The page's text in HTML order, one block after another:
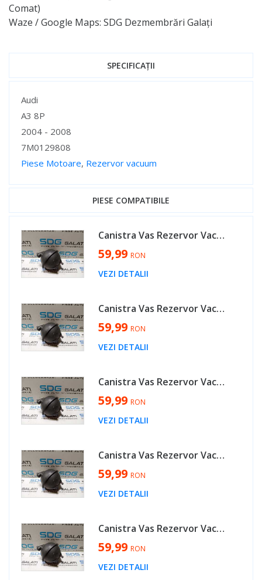
Comat)
Waze / Google Maps: SDG Dezmembrări Galați
SPECIFICAȚII
Specificații
Audi
A3 8P
2004 - 2008
7M0129808
Piese Motoare, Rezervor vacuum
PIESE COMPATIBILE
Canistra Vas Rezervor Vacuum Vacum Aer Seat Leon 1P 2.0 TDI 2005 - 2011 Cod 7M0129808 [M5462]
59,99 RON
VEZI DETALII
Canistra Vas Rezervor Vacuum Vacum Aer Volkswagen Golf 5 2.0 TDI 2004 - 2008 Cod 7M0129808 [M5462]
59,99 RON
VEZI DETALII
Canistra Vas Rezervor Vacuum Vacum Aer Skoda Superb 2 2.0 TDI 2004 - 2013 Cod 7M0129808 [M5462]
59,99 RON
VEZI DETALII
Canistra Vas Rezervor Vacuum Vacum Aer Volkswagen Touran 2.0 TDI 2003 - 2006 Cod 7M0129808 [M5462]
59,99 RON
VEZI DETALII
Canistra Vas Rezervor Vacuum Vacum Aer Skoda Octavia 2 2.0 TDI 2004 - 2008 Cod 7M0129808 [M5462]
59,99 RON
VEZI DETALII